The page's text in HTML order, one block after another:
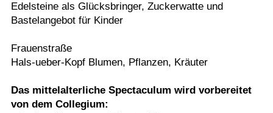
Edelsteine als Glücksbringer, Zuckerwatte und
Bastelangebot für Kinder
Frauenstraße
Hals-ueber-Kopf Blumen, Pflanzen, Kräuter
Das mittelalterliche Spectaculum wird vorbereitet
von dem Collegium: